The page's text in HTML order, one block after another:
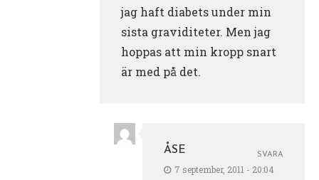
jag haft diabets under min
sista graviditeter. Men jag
hoppas att min kropp snart
är med på det.
ÅSE
7 september, 2011 - 20:04
SVARA